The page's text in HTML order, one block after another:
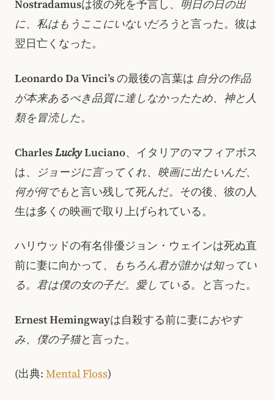
Nostradamusは彼の死を予言し、 明日の日の出
に、私はもうここにいないだろう と言った。彼は
翌日亡くなった。
Leonardo Da Vinci’sの最後の言葉は 自分の作品
が本来あるべき品質に達しなかったため、神と人
類を冒涜した。
CharlesLuckyLuciano、イタリアのマフィアボス
は、
ジョージに言ってくれ、映画に出たいんだ、
何が何でも と言い残して死んだ。その後、彼の人
生は多くの映画で取り上げられている。
ハリウッドの有名俳優ジョン・ウェインは死ぬ直
前に妻に向かって、
もちろん君が誰かは知ってい
る。君は僕の女の子だ。愛している。
と言った。
Ernest Hemingwayは自殺する前に妻におやす
み、僕の子猫と言った。
(出典: Mental Floss)